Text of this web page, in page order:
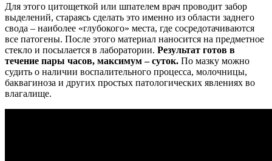
Для этого цитощеткой или шпателем врач проводит забор
выделений, стараясь сделать это именно из области заднего
свода – наиболее «глубокого» места, где сосредотачиваются
все патогены. После этого материал наносится на предметное
стекло и посылается в лаборатории. Результат готов в
течение пары часов, максимум – суток. По мазку можно
судить о наличии воспалительного процесса, молочницы,
баквагиноза и других простых патологических явлениях во
влагалище.